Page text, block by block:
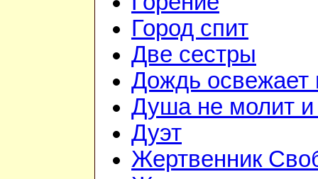
Город спит
Две сестры
Дождь освежает
Душа не молит и
Дуэт
Жертвенник